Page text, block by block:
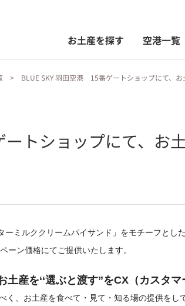
お土産を探す 空港一覧
BLUE SKY 羽田空港 15番ゲートショップにて、
トショップにて、お
ミルククリームパイサンド」をモチーフとし
ーン価格にてご提供いたします。
土産を‘‘選ぶと渡す”をCX（カスタマ
く、 お土産を食べて・見て・ 知る場の提供をし